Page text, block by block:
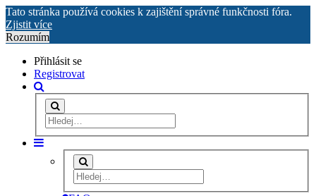
Tato stránka používá cookies k zajištění správné funkčnosti fóra.
Zjistit více
Rozumím
Přihlásit se
Registrovat